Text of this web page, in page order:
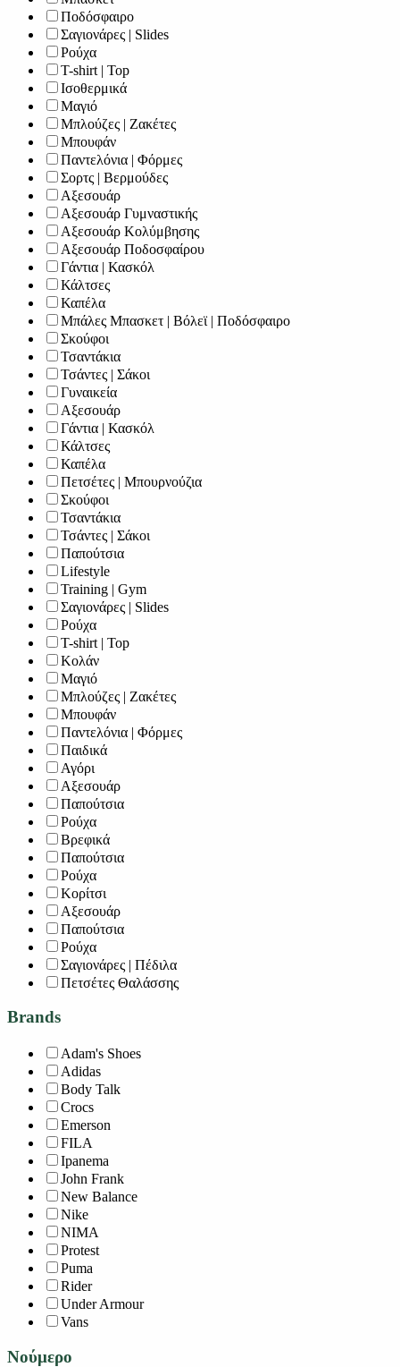
Ποδόσφαιρο
Σαγιονάρες | Slides
Ρούχα
T-shirt | Top
Ισοθερμικά
Μαγιό
Μπλούζες | Ζακέτες
Μπουφάν
Παντελόνια | Φόρμες
Σορτς | Βερμούδες
Αξεσουάρ
Αξεσουάρ Γυμναστικής
Αξεσουάρ Κολύμβησης
Αξεσουάρ Ποδοσφαίρου
Γάντια | Κασκόλ
Κάλτσες
Καπέλα
Μπάλες Μπασκετ | Βόλεϊ | Ποδόσφαιρο
Σκούφοι
Τσαντάκια
Τσάντες | Σάκοι
Γυναικεία
Αξεσουάρ
Γάντια | Κασκόλ
Κάλτσες
Καπέλα
Πετσέτες | Μπουρνούζια
Σκούφοι
Τσαντάκια
Τσάντες | Σάκοι
Παπούτσια
Lifestyle
Training | Gym
Σαγιονάρες | Slides
Ρούχα
T-shirt | Top
Κολάν
Μαγιό
Μπλούζες | Ζακέτες
Μπουφάν
Παντελόνια | Φόρμες
Παιδικά
Αγόρι
Αξεσουάρ
Παπούτσια
Ρούχα
Βρεφικά
Παπούτσια
Ρούχα
Κορίτσι
Αξεσουάρ
Παπούτσια
Ρούχα
Σαγιονάρες | Πέδιλα
Πετσέτες Θαλάσσης
Brands
Adam's Shoes
Adidas
Body Talk
Crocs
Emerson
FILA
Ipanema
John Frank
New Balance
Nike
NIMA
Protest
Puma
Rider
Under Armour
Vans
Νούμερο